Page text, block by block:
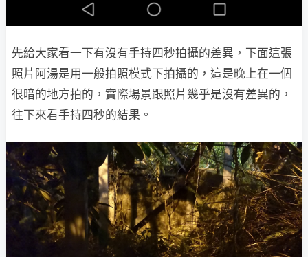
先給大家看一下有沒有手持四秒拍攝的差異，下面這張
照片阿湯是用一般拍照模式下拍攝的，這是晚上在一個
很暗的地方拍的，實際場景跟照片幾乎是沒有差異的，
往下來看手持四秒的結果。